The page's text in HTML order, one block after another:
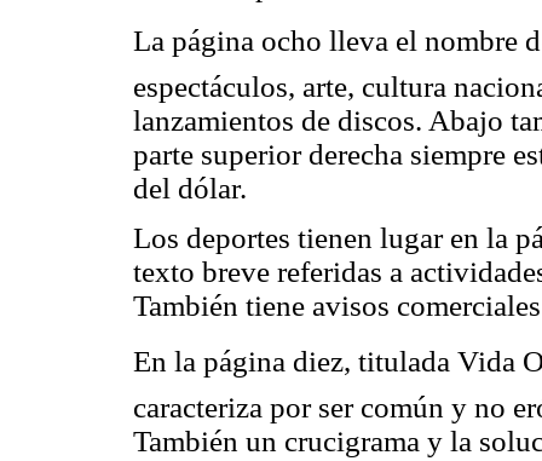
La página ocho lleva el nombre
espectáculos, arte, cultura
lanzamientos de discos. Abajo
parte superior derecha siempre
del dólar.
Los deportes tienen lugar en la
texto breve referidas a
También tiene avisos
En la página diez, titulada Vida
caracteriza por ser común y no
También un crucigrama y la